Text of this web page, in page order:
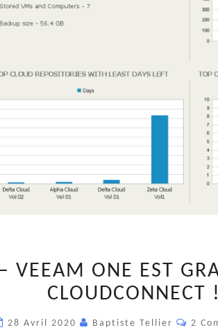
–
VEEAM
VEEAM ONE EST
CLOUDCONNECT !
28 Avril 2020 Baptiste Tellier 2